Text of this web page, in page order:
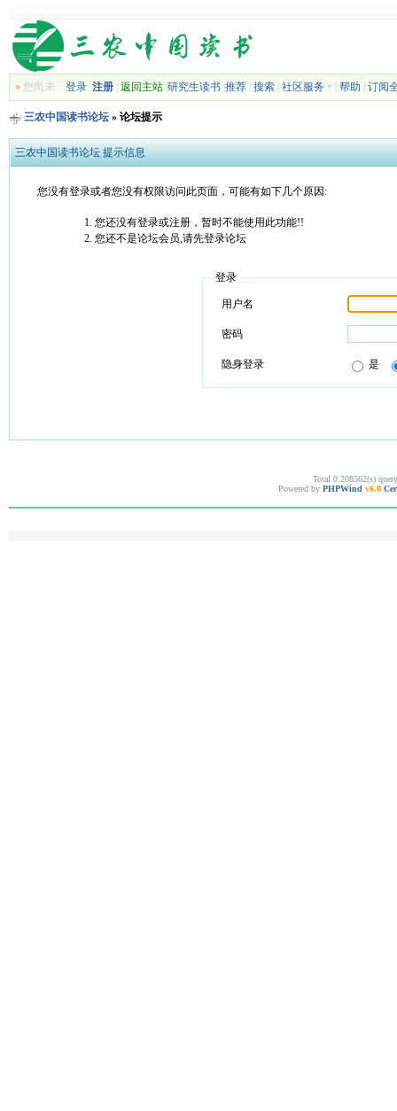
»您尚未 登录 注册| 返回主站| 研究生读书| 推荐| 搜索| 社区服务 帮助 订阅
三农中国读书论坛» 论坛提示
三农中国读书论坛 提示信息
您没有登录或者您没有权限访问此页面，可能有如下几个原因:
您还没有登录或注册，暂时不能使用此功能!!
您还不是论坛会员,请先登录论坛
登录
用户名
密码
隐身登录 是
Total 0.208562(s)
Powered by PHPWind v6.0